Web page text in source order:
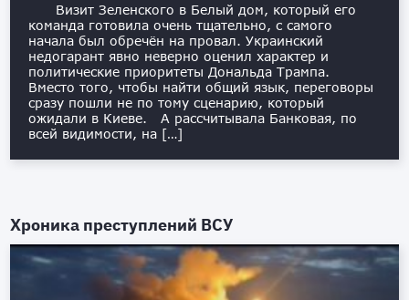
Визит Зеленского в Белый дом, который его
команда готовила очень тщательно, с самого
начала был обречён на провал. Украинский
недогарант явно неверно оценил характер и
политические приоритеты Дональда Трампа.
Вместо того, чтобы найти общий язык, переговоры
сразу пошли не по тому сценарию, который
ожидали в Киеве. А рассчитывала Банковая, по
всей видимости, на […]
Хроника преступлений ВСУ